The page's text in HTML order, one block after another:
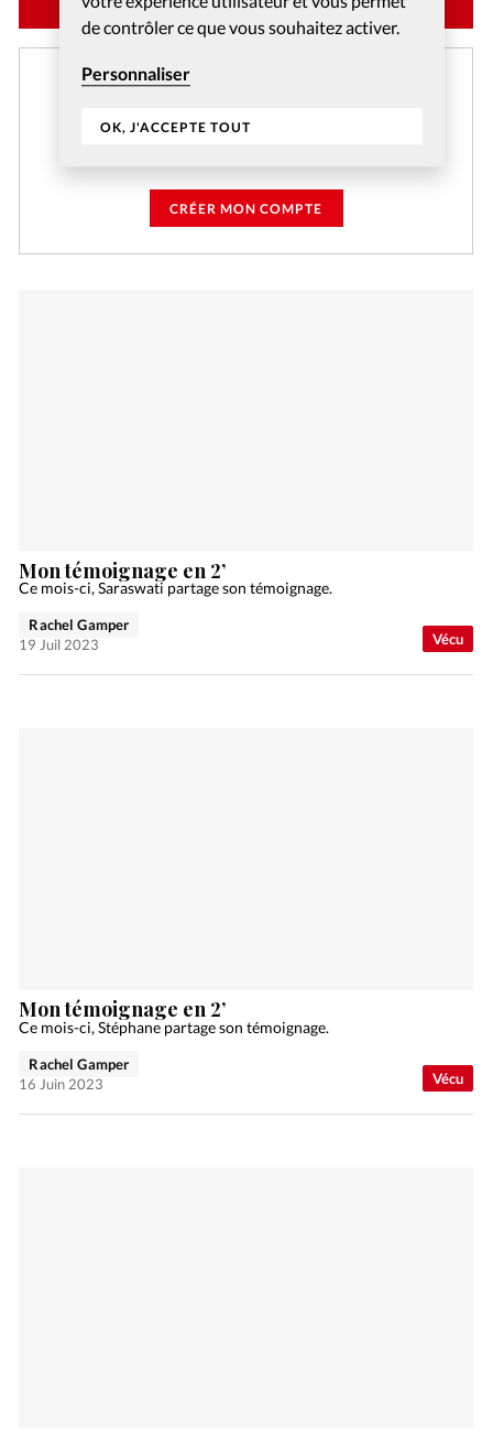
de contrôler ce que vous souhaitez activer.
Personnaliser
OK, J'ACCEPTE TOUT
Créer un compte gratuitement
Et profitez gratuitement de l'accès aux articles web
CRÉER MON COMPTE
Vécu
Mon témoignage en 2’
Ce mois-ci, Saraswati partage son témoignage.
Rachel Gamper
19 Juil 2023
Vécu
Mon témoignage en 2’
Ce mois-ci, Stéphane partage son témoignage.
Rachel Gamper
16 Juin 2023